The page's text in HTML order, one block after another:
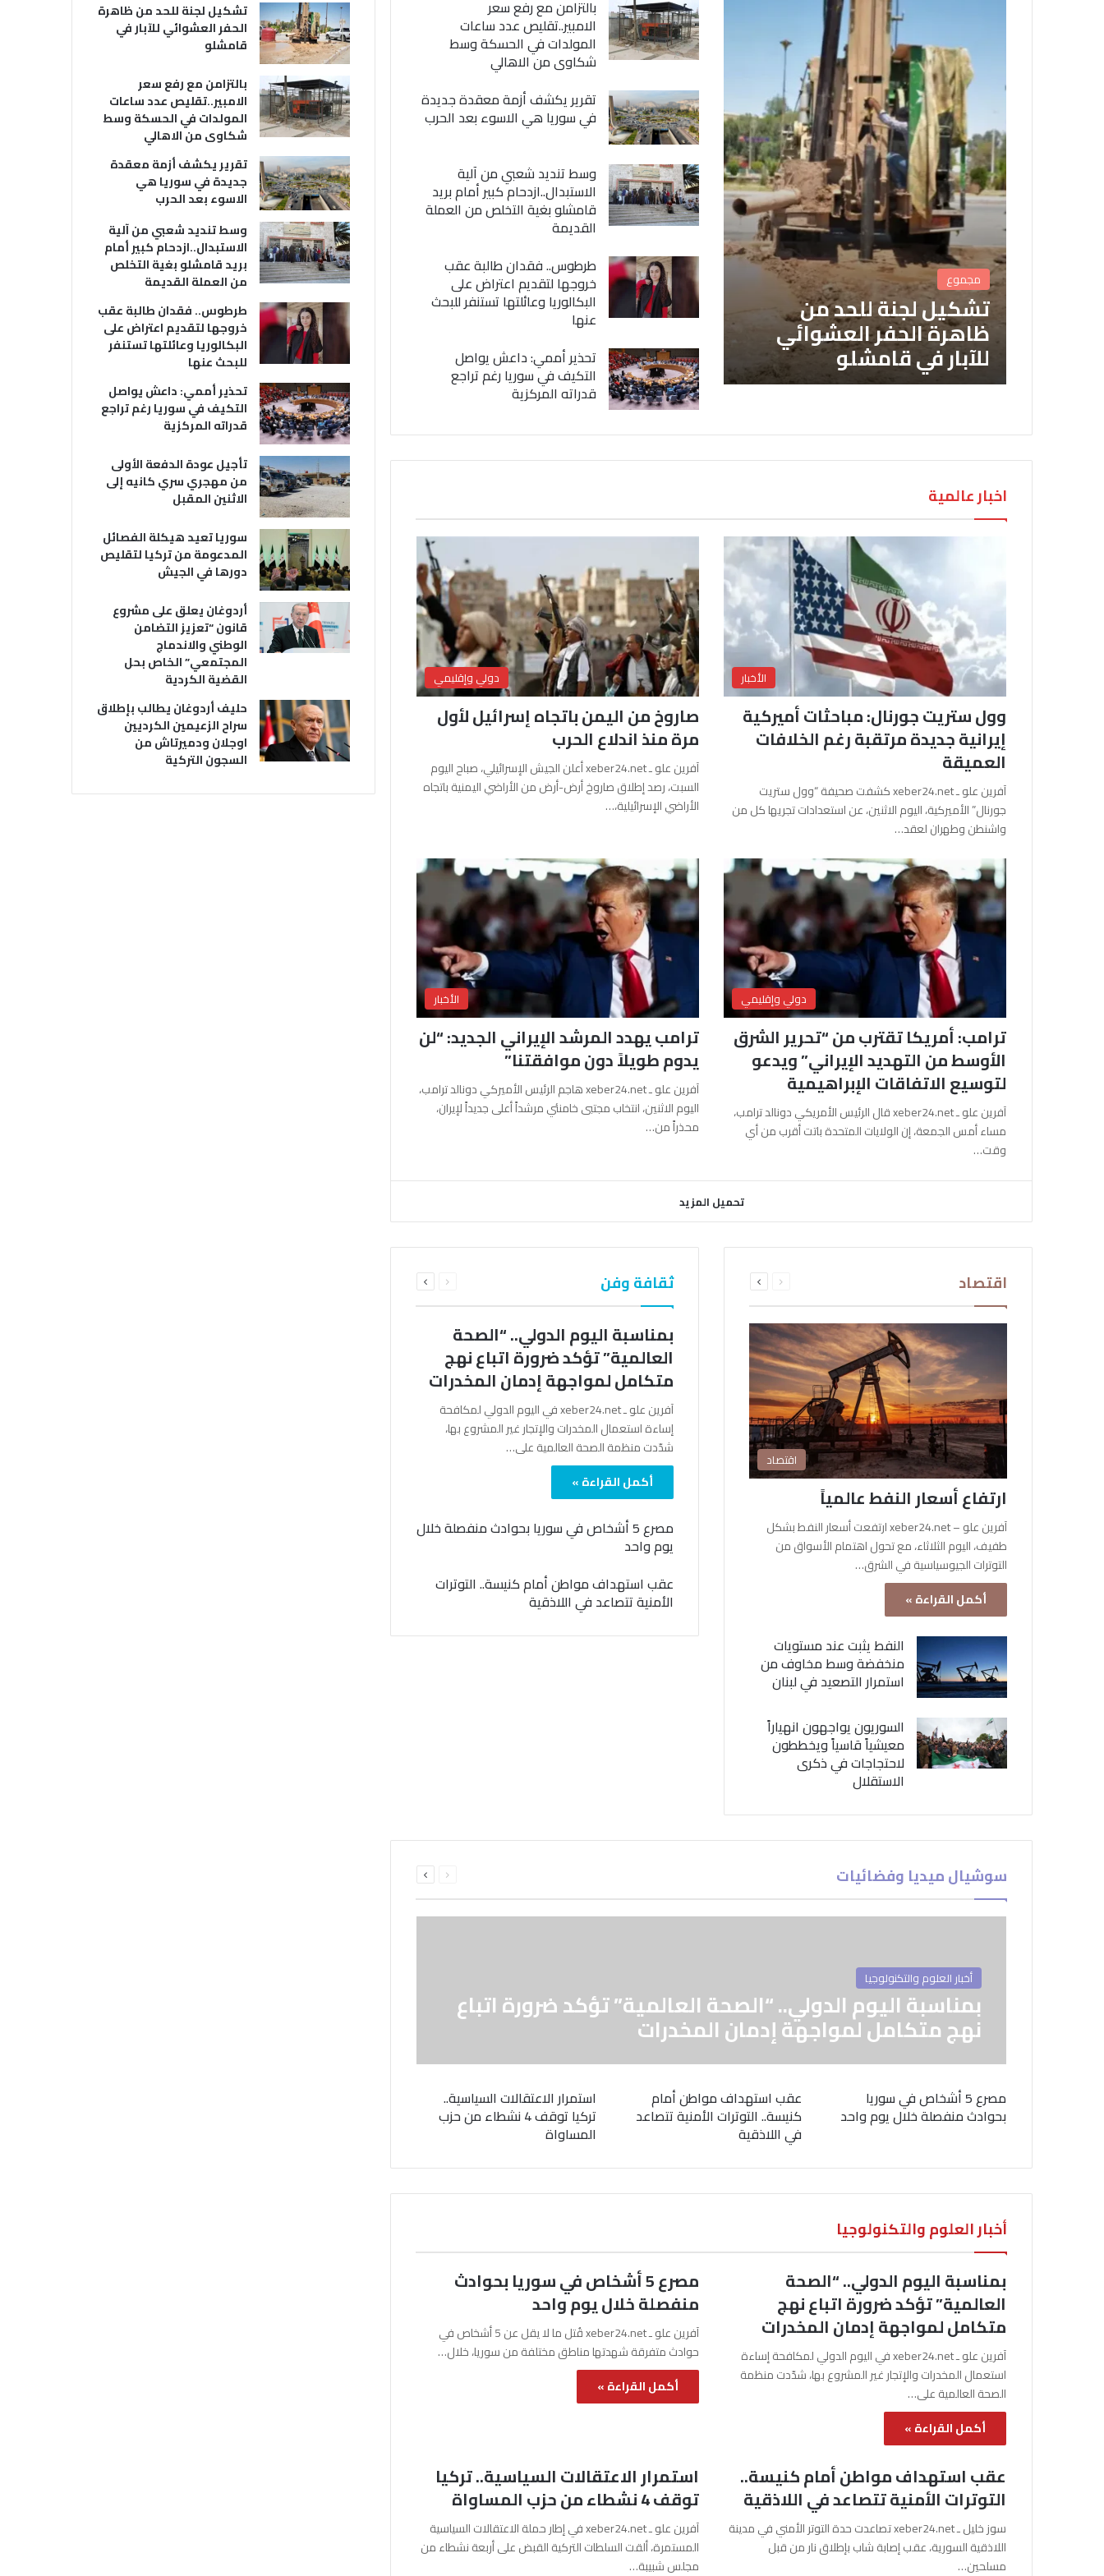
مجموع
تشكيل لجنة للحد من
ظاهرة الحفر العشوائي
للآبار في قامشلو
بالتزامن مع رفع سعر
الامبير..تقليص عدد ساعات
المولدات في الحسكة وسط
شكاوى من الاهالي
تقرير يكشف أزمة معقدة جديدة
في سوريا هي الاسوء بعد الحرب
وسط تنديد شعبي من آلية
الاستبدال..ازدحام كبير أمام بريد
قامشلو بغية التخلص من العملة
القديمة
طرطوس.. فقدان طالبة عقب
خروجها لتقديم اعتراض على
البكالوريا وعائلتها تستنفر للبحث
عنها
تحذير أممي: داعش يواصل
التكيف في سوريا رغم تراجع
قدراته المركزية
اخبار عالمية
الأخبار
وول ستريت جورنال: مباحثات أميركية
إيرانية جديدة مرتقبة رغم الخلافات
العميقة
آفرين علو ـ xeber24.net كشفت صحيفة “وول ستريت
جورنال” الأميركية، اليوم الاثنين، عن استعدادات تجريها كل من
واشنطن وطهران لعقد…
دولي وإقليمي
صاروخ من اليمن باتجاه إسرائيل لأول
مرة منذ اندلاع الحرب
آفرين علو ـ xeber24.net أعلن الجيش الإسرائيلي، صباح اليوم
السبت، رصد إطلاق صاروخ أرض-أرض من الأراضي اليمنية باتجاه
الأراضي الإسرائيلية،…
دولي وإقليمي
ترامب: أمريكا تقترب من “تحرير الشرق
الأوسط من التهديد الإيراني” ويدعو
لتوسيع الاتفاقات الإبراهيمية
آفرين علو ـ xeber24.net قال الرئيس الأمريكي دونالد ترامب،
مساء أمس الجمعة، إن الولايات المتحدة باتت أقرب من أي
وقت…
الأخبار
ترامب يهدد المرشد الإيراني الجديد: “لن
يدوم طويلاً دون موافقتنا”
آفرين علو ـ xeber24.net هاجم الرئيس الأميركي دونالد ترامب،
اليوم الاثنين، انتخاب مجتبى خامنئي مرشداً أعلى جديداً لإيران،
محذراً من…
تحميل المزيد
اقتصاد الصفحةالصفحة
اقتصاد
ارتفاع أسعار النفط عالمياً
آفرين علو – xeber24.net ارتفعت أسعار النفط بشكل
طفيف، اليوم الثلاثاء، مع تحول اهتمام الأسواق من
التوترات الجيوسياسية في الشرق…
أكمل القراءة »
النفط يثبت عند مستويات
منخفضة وسط مخاوف من
استمرار التصعيد في لبنان
السوريون يواجهون انهياراً
معيشياً قاسياً ويخططون
لاحتجاجات في ذكرى
الاستقلال
ثقافة وفن الصفحةالصفحة
بمناسبة اليوم الدولي.. “الصحة
العالمية” تؤكد ضرورة اتباع نهج
متكامل لمواجهة إدمان المخدرات
آفرين علو ـ xeber24.net في اليوم الدولي لمكافحة
إساءة استعمال المخدرات والإتجار غير المشروع بها،
شدّدت منظمة الصحة العالمية على…
أكمل القراءة »
مصرع 5 أشخاص في سوريا بحوادث منفصلة خلال
يوم واحد
عقب استهداف مواطن أمام كنيسة.. التوترات
الأمنية تتصاعد في اللاذقية
سوشيال ميديا وفضائيات الصفحةالصفحة
أخبار العلوم والتكنولوجيا
بمناسبة اليوم الدولي.. “الصحة العالمية” تؤكد ضرورة اتباع
نهج متكامل لمواجهة إدمان المخدرات
مصرع 5 أشخاص في سوريا
بحوادث منفصلة خلال يوم واحد
عقب استهداف مواطن أمام
كنيسة.. التوترات الأمنية تتصاعد
في اللاذقية
استمرار الاعتقالات السياسية..
تركيا توقف 4 نشطاء من حزب
المساواة
أخبار العلوم والتكنولوجيا
بمناسبة اليوم الدولي.. “الصحة
العالمية” تؤكد ضرورة اتباع نهج
متكامل لمواجهة إدمان المخدرات
آفرين علو ـ xeber24.net في اليوم الدولي لمكافحة إساءة
استعمال المخدرات والإتجار غير المشروع بها، شدّدت منظمة
الصحة العالمية على…
أكمل القراءة »
مصرع 5 أشخاص في سوريا بحوادث
منفصلة خلال يوم واحد
آفرين علو ـ xeber24.net قُتل ما لا يقل عن 5 أشخاص في
حوادث متفرقة شهدتها مناطق مختلفة من سوريا، خلال…
أكمل القراءة »
عقب استهداف مواطن أمام كنيسة..
التوترات الأمنية تتصاعد في اللاذقية
سوز خليل ـ xeber24.net تصاعدت حدة التوتر الأمني في مدينة
اللاذقية السورية، عقب إصابة شاب بإطلاق نار من قبل
مسلحين…
استمرار الاعتقالات السياسية.. تركيا
توقف 4 نشطاء من حزب المساواة
آفرين علو ـ xeber24.net في إطار حملة الاعتقالات السياسية
المستمرة، ألقت السلطات التركية القبض على أربعة نشطاء من
مجلس شبيبة…
تشكيل لجنة للحد من ظاهرة
الحفر العشوائي للآبار في
قامشلو
بالتزامن مع رفع سعر
الامبير..تقليص عدد ساعات
المولدات في الحسكة وسط
شكاوى من الاهالي
تقرير يكشف أزمة معقدة
جديدة في سوريا هي
الاسوء بعد الحرب
وسط تنديد شعبي من آلية
الاستبدال..ازدحام كبير أمام
بريد قامشلو بغية التخلص
من العملة القديمة
طرطوس.. فقدان طالبة عقب
خروجها لتقديم اعتراض على
البكالوريا وعائلتها تستنفر
للبحث عنها
تحذير أممي: داعش يواصل
التكيف في سوريا رغم تراجع
قدراته المركزية
تأجيل عودة الدفعة الأولى
من مهجري سري كانيه إلى
الاثنين المقبل
سوريا تعيد هيكلة الفصائل
المدعومة من تركيا لتقليص
دورها في الجيش
أردوغان يعلق على مشروع
قانون “تعزيز التضامن
الوطني والاندماج
المجتمعي” الخاص بحل
القضية الكردية
حليف أردوغان يطالب بإطلاق
سراح الزعيمين الكرديين
اوجلان ودميرتاش من
السجون التركية